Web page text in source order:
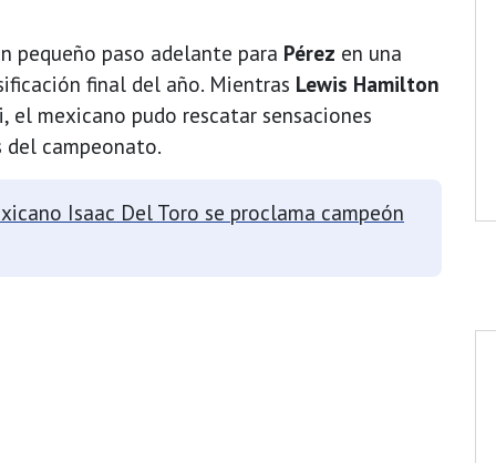
pequeño paso adelante para Pérez en una
final del año. Mientras Lewis Hamilton
mexicano pudo rescatar sensaciones
del campeonato.
Isaac Del Toro se proclama campeón